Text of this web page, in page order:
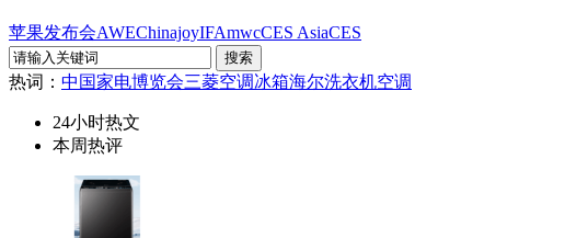
苹果发布会AWEChinajoyIFAmwcCES AsiaCES
热词： 中国家电博览会三菱空调冰箱海尔洗衣机空调
24小时热文
本周热评